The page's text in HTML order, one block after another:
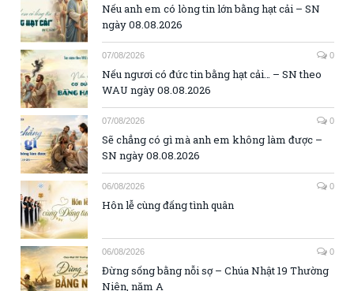
Nếu anh em có lòng tin lớn bằng hạt cải – SN
ngày 08.08.2026
07/08/2026 0
Nếu ngươi có đức tin bằng hạt cải… – SN theo
WAU ngày 08.08.2026
07/08/2026 0
Sẽ chẳng có gì mà anh em không làm được –
SN ngày 08.08.2026
06/08/2026 0
Hôn lễ cùng đấng tình quân
06/08/2026 0
Đừng sống bằng nỗi sợ – Chúa Nhật 19 Thường
Niên, năm A